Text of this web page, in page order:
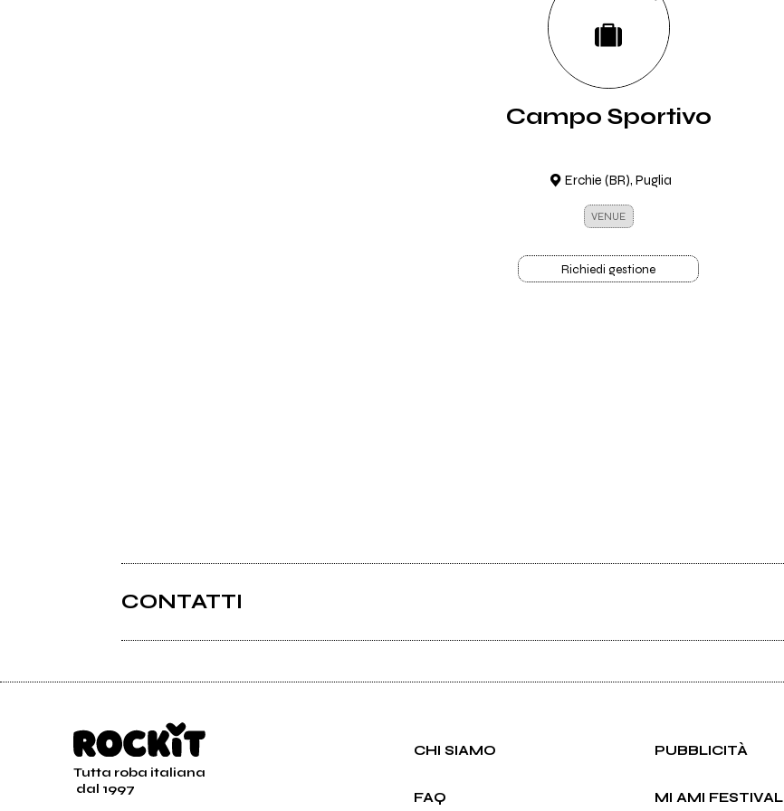
Campo Sportivo
Erchie (BR), Puglia
VENUE
Richiedi gestione
CONTATTI
Tutta roba italiana
dal 1997
CHI SIAMO PUBBLICITÀ
FAQ MI AMI FESTIVAL